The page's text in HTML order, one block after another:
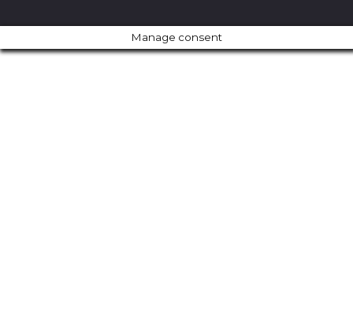
Manage consent